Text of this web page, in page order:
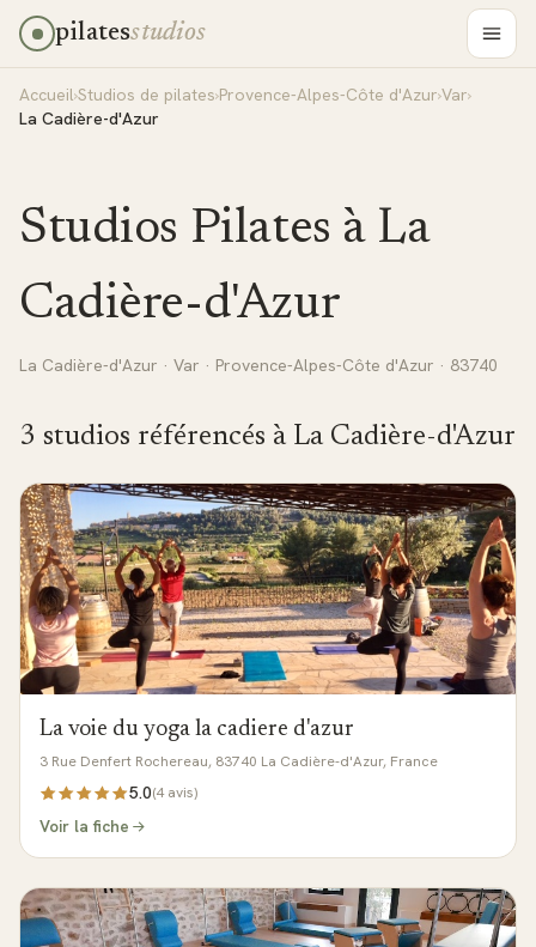
pilatesstudios
Accueil›Studios de pilates›Provence-Alpes-Côte d'Azur›Var›
La Cadière-d'Azur
Studios Pilates à La
Cadière-d'Azur
La Cadière-d'Azur · Var · Provence-Alpes-Côte d'Azur · 83740
3 studios référencés à La Cadière-d'Azur
La voie du yoga la cadiere d'azur
3 Rue Denfert Rochereau, 83740 La Cadière-d'Azur, France
5.0(4avis)
Voir la fiche